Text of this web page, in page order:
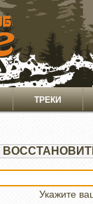
ТРЕКИ
Укажите